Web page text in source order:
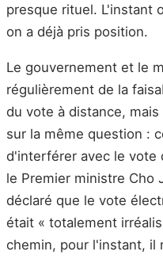
presque rituel. L'instant
on a déjà pris position.
Le gouvernement et le
régulièrement de la
du vote à distance,
sur la même question :
d'interférer avec le vote
le Premier ministre Cho
déclaré que le vote
était « totalement
chemin, pour l'instant, il